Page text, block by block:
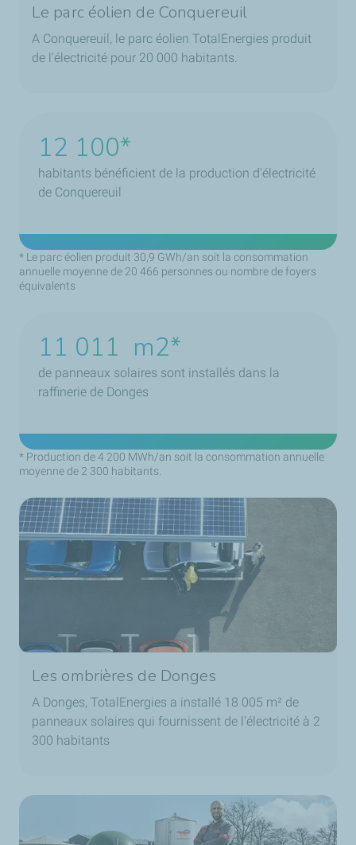
Le parc éolien de Conquereuil
A Conquereuil, le parc éolien TotalEnergies produit
de l'électricité pour 20 000 habitants.
16 400
habitants bénéficient de la production d'électricité
de Conquereuil
* Le parc éolien produit 30,9 GWh/an soit la consommation
annuelle moyenne de 20 466 personnes ou nombre de foyers
équivalents
14 924 m2
de panneaux solaires sont installés dans la
raffinerie de Donges
* Production de 4 200 MWh/an soit la consommation annuelle
moyenne de 2 300 habitants.
Les ombrières de Donges
A Donges, TotalEnergies a installé 18 005 m² de
panneaux solaires qui fournissent de l'électricité à 2
300 habitants